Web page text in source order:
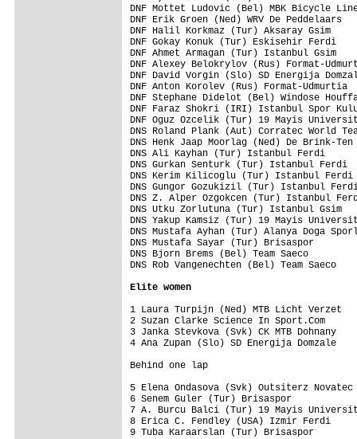
DNF Mottet Ludovic (Bel)
DNF Erik Groen (Ned)
DNF Halil Korkmaz
DNF Gokay Konuk (Tur)
DNF Ahmet Armagan
DNF Alexey Belokrylov
DNF David Vorgin (Slo) SD
DNF Anton Korolev (Rus)
DNF Stephane Didelot (Bel)
DNF Faraz Shokri (IRI)
DNF Oguz Ozcelik (Tur) 19
DNS Roland Plank (Aut)
DNS Henk Jaap Moorlag (Ned)
DNS Ali Kayhan (Tur)
DNS Gurkan Senturk
DNS Kerim Kilicoglu
DNS Gungor Gozukizil
DNS Z. Alper Ozgokcen
DNS Utku Zorlutuna
DNS Yakup Kamsiz (Tur) 19
DNS Mustafa Ayhan (Tur)
DNS Mustafa Sayar
DNS Bjorn Brems
DNS Rob Vangenechten
Elite women
1 Laura Turpijn (Ned) MTB Licht
2 Suzan Clarke Science In
3 Janka Stevkova (Svk) CK MTB
4 Ana Zupan (Slo) SD Energija
Behind one lap
5 Elena Ondasova (Svk)
6 Senem Guler
7 A. Burcu Balci (Tur) 19
8 Erica C. Fendley
9 Tuba Karaarslan